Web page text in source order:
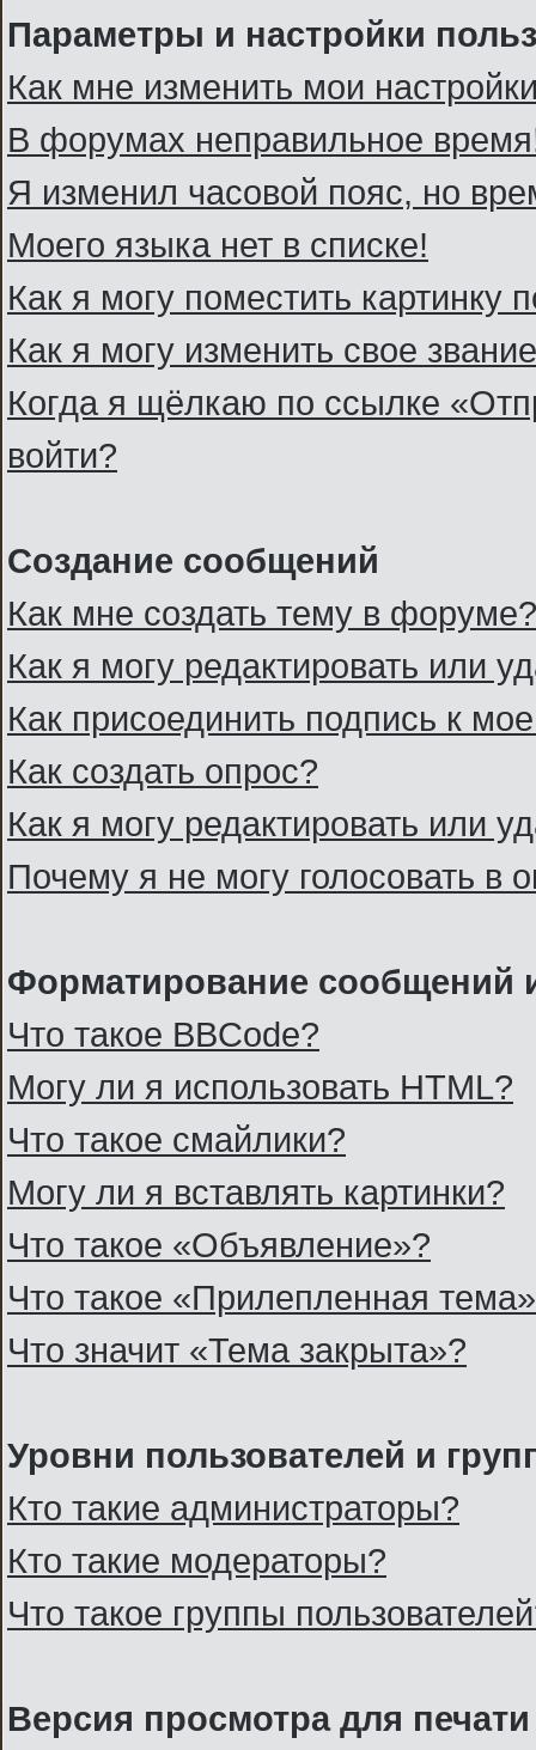
Параметры и настройки
Как мне изменить мои
В форумах неправильное
Я изменил часовой пояс, но
Моего языка нет в списке!
Как я могу поместить картинку
Как я могу изменить свое
Когда я щёлкаю по ссылке
войти?
Создание сообщений
Как мне создать тему в форуме?
Как я могу редактировать или
Как присоединить подпись к
Как создать опрос?
Как я могу редактировать или
Почему я не могу голосовать в
Форматирование сообщений
Что такое BBCode?
Могу ли я использовать HTML?
Что такое смайлики?
Могу ли я вставлять картинки?
Что такое «Объявление»?
Что такое «Прилепленная
Что значит «Тема закрыта»?
Уровни пользователей и
Кто такие администраторы?
Кто такие модераторы?
Что такое группы
Версия просмотра для печати